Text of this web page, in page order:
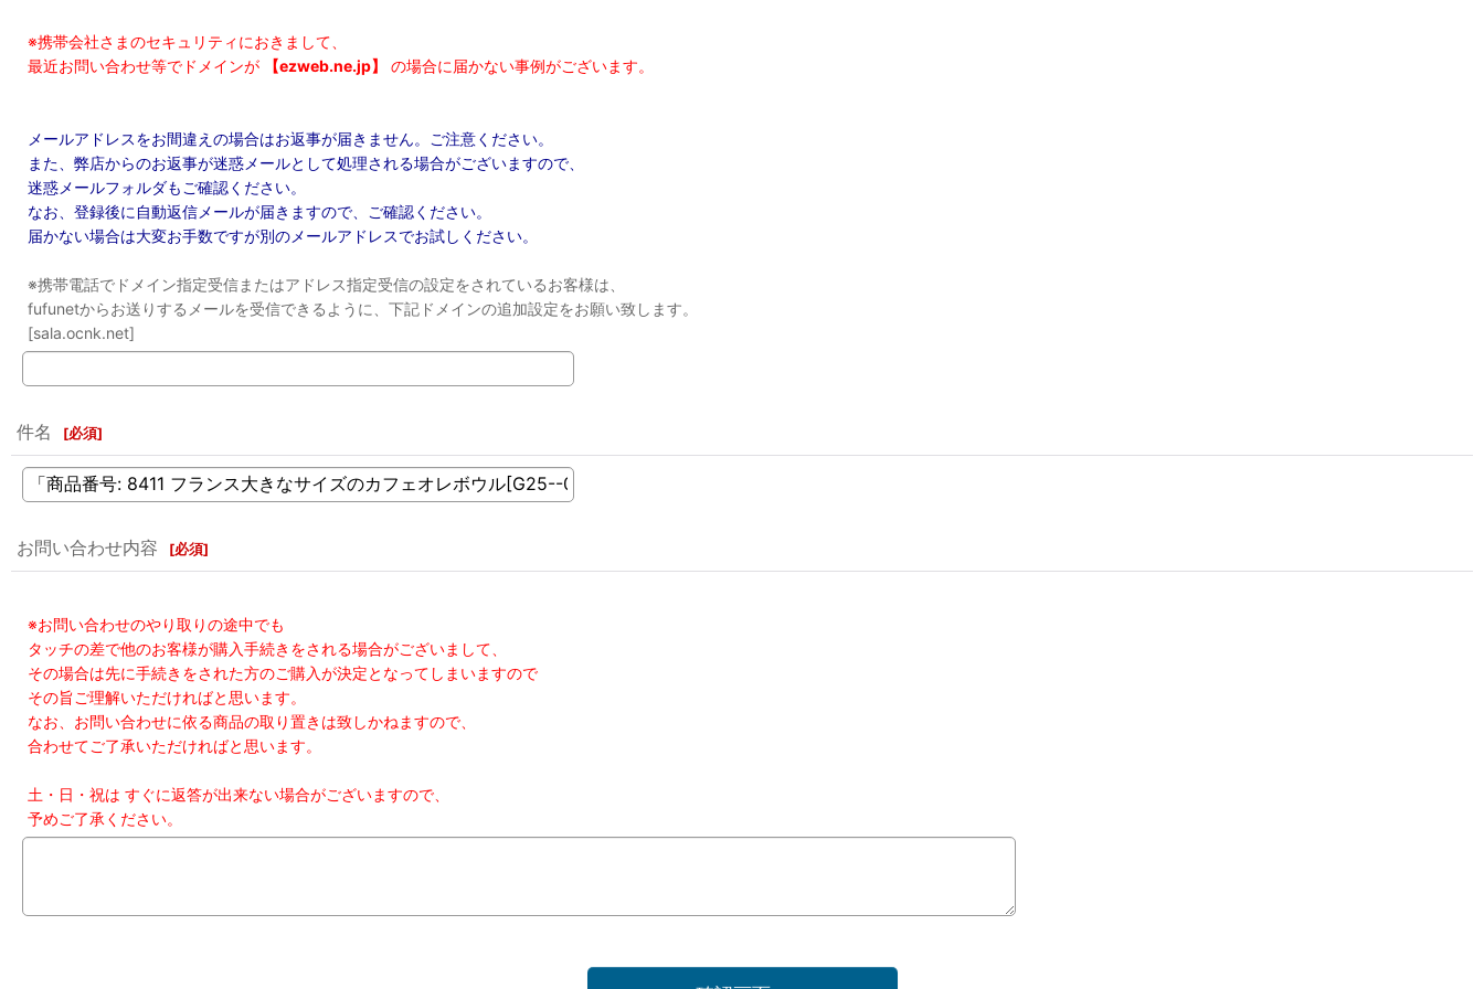
※携帯会社さまのセキュリティにおきまして、
最近お問い合わせ等でドメインが
【ezweb.ne.jp】 の場合に届かない事例がございます。
メールアドレスをお間違えの場合はお返事が届きません。ご注意ください。
また、弊店からのお返事が迷惑メールとして処理される場合がございますので、
迷惑メールフォルダもご確認ください。
なお、登録後に自動返信メールが届きますので、ご確認ください。
届かない場合は大変お手数ですが別のメールアドレスでお試しください。
※携帯電話でドメイン指定受信またはアドレス指定受信の設定をされているお客様は、
fufunetからお送りするメールを受信できるように、下記ドメインの追加設定をお願い致します。
[sala.ocnk.net]
件名 [必須]
お問い合わせ内容 [必須]
※お問い合わせのやり取りの途中でも
タッチの差で他のお客様が購入手続きをされる場合がございまして、
その場合は先に手続きをされた方のご購入が決定となってしまいますので
その旨ご理解いただければと思います。
なお、お問い合わせに依る商品の取り置きは致しかねますので、
合わせてご了承いただければと思います。
土・日・祝は すぐに返答が出来ない場合がございますので、
予めご了承ください。